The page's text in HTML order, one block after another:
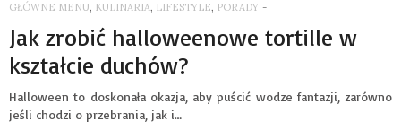
GŁÓWNE MENU, KULINARIA, LIFESTYLE, PORADY -
Jak zrobić halloweenowe tortille w
kształcie duchów?
Halloween to doskonała okazja, aby puścić wodze fantazji, zarówno
jeśli chodzi o przebrania, jak i…